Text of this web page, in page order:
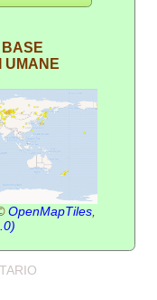
BASE
UMANE
OpenMapTiles